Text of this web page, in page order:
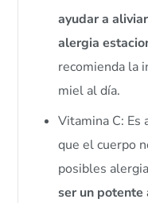
ayudar a
alergia
recomienda la
miel al día.
Vitamina C: Es
que el cuerpo
posibles
ser un potente